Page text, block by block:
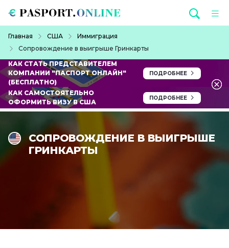
Главная США
Иммиграция
Сопровождение в выигрыше Гринкарты
КАК СТАТЬ ПРЕДСТАВИТЕЛЕМ
КОМПАНИИ "ПАСПОРТ ОНЛАЙН"
(БЕСПЛАТНО)
ПОДРОБНЕЕ
КАК САМОСТОЯТЕЛЬНО
ОФОРМИТЬ ВИЗУ В США
ПОДРОБНЕЕ
СОПРОВОЖДЕНИЕ В ВЫИГРЫШЕ
ГРИНКАРТЫ